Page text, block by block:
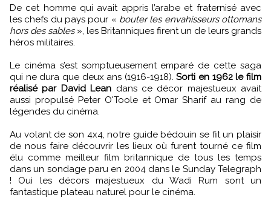
De cet homme qui avait appris l’arabe et fraternisé avec
les chefs du pays pour « bouter les envahisseurs ottomans
hors des sables», les Britanniques firent un de leurs grands
héros militaires.
Le cinéma s’est somptueusement emparé de cette saga
qui ne dura que deux ans (1916-1918).Sorti en 1962 le film
réalisé par David Lean dans ce décor majestueux avait
aussi propulsé Peter O'Toole et Omar Sharif au rang de
légendes du cinéma.
Au volant de son 4x4, notre guide bédouin se fit un plaisir
de nous faire découvrir les lieux où furent tourné ce film
élu comme meilleur film britannique de tous les temps
dans un sondage paru en 2004 dans le Sunday Telegraph
! Oui les décors majestueux du Wadi Rum sont un
fantastique plateau naturel pour le cinéma.